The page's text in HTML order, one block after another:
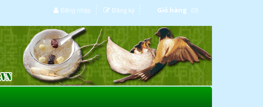
Đăng nhập Đăng ký Giỏ hàng (0)